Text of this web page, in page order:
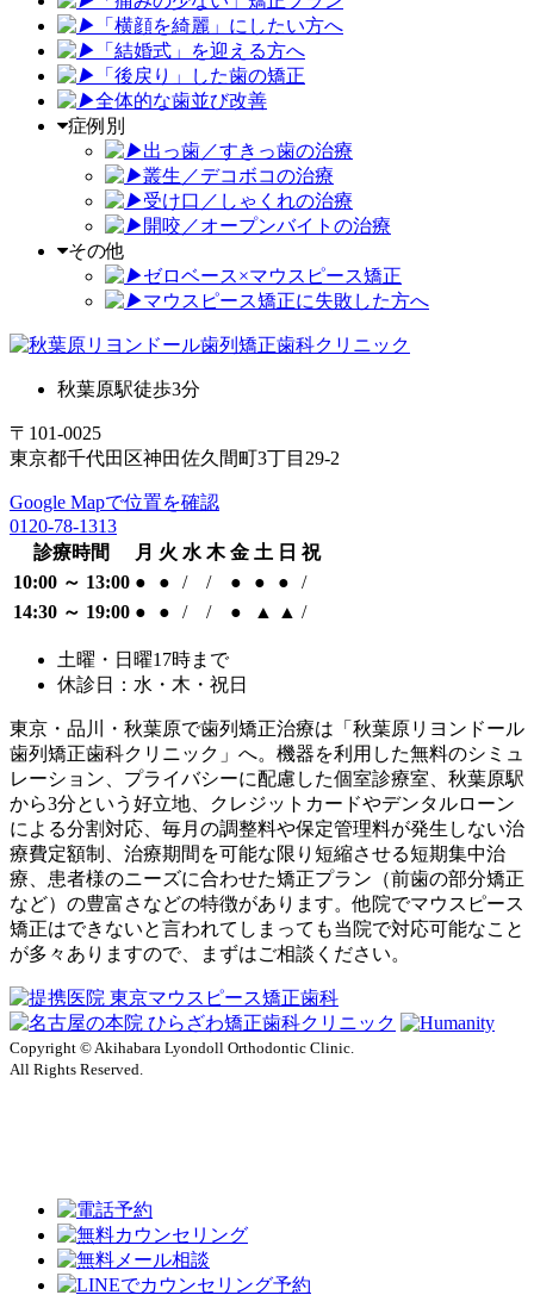
「 横顔を綺麗」にしたい方へ
「 結婚式」を迎える方へ
「 後戻り」した歯の矯正
全体的な歯並び改善
症例別
出っ歯／すきっ歯の治療
叢生／デコボコの治療
受け口／しゃくれの治療
開咬／オープンバイトの治療
その他
ゼロベース×マウスピース矯正
マウスピース矯正に失敗した方へ
秋葉原駅徒歩3分
〒101-0025
東京都千代田区神田佐久間町3丁目29-2
Google Mapで位置を確認
0120-78-1313
診療時間
月 火 水 木 金 土 日 祝
10:00 ～ 13:00 ● ● / / ● ● ●
/
14:30 ～ 19:00 ● ● / / ● ▲ ▲ /
土曜・日曜17時まで
休診日：水・木・祝日
東京・品川・秋葉原で歯列矯正治療は「秋葉原リヨンドール
歯列矯正歯科クリニック」へ。機器を利用した無料のシミュ
レーション、プライバシーに配慮した個室診療室、秋葉原駅
から3分という好立地、クレジットカードやデンタルローン
による分割対応、毎月の調整料や保定管理料が発生しない治
療費定額制、治療期間を可能な限り短縮させる短期集中治
療、患者様のニーズに合わせた矯正プラン（前歯の部分矯正
など）の豊富さなどの特徴があります。他院でマウスピース
矯正はできないと言われてしまっても当院で対応可能なこと
が多々ありますので、まずはご相談ください。
Copyright © Akihabara Lyondoll Orthodontic Clinic.
All Rights Reserved.